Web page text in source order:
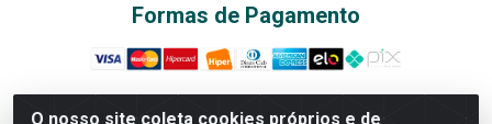
O nosso site coleta cookies próprios e de
Formas de Pagamento